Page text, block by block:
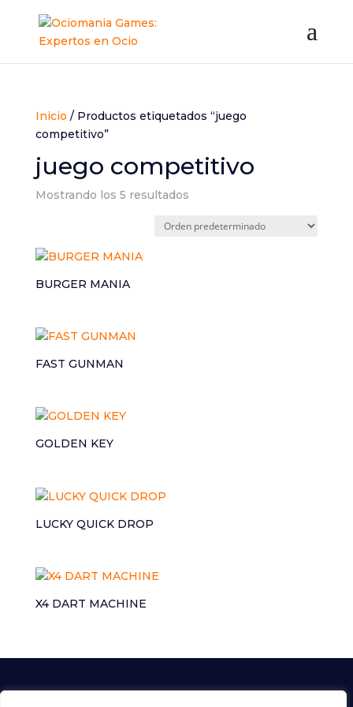
Inicio / Productos etiquetados “juego
competitivo”
juego competitivo
Mostrando los 5 resultados
BURGER MANIA
FAST GUNMAN
GOLDEN KEY
LUCKY QUICK DROP
X4 DART MACHINE